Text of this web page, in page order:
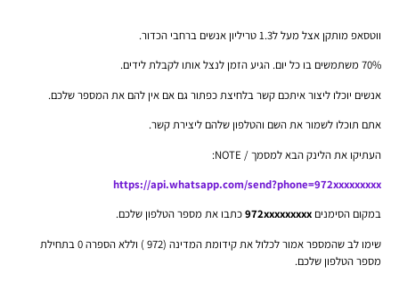
ווטסאפ מותקן אצל מעל ל1.3טריליון אנשים ברחבי הכדור.
70% משתמשים בו כל יום. הגיע הזמן לנצל אותו לקבלת לידים.
אנשים יוכלו ליצור איתכם קשר בלחיצת כפתור גם אם אין להם את המספר שלכם.
אתם תוכלו לשמור את השם והטלפון שלהם ליצירת קשר.
העתיקו את הלינק הבא למסמך / NOTE:
https://api.whatsapp.com/send?phone=972xxxxxxxxx
במקום הסימנים 972xxxxxxxxxכתבו את מספר הטלפון שלכם.
שימו לב שהמספר אמור לכלול את קידומת המדינה (972 ) וללא הספרה 0 בתחילת
מספר הטלפון שלכם.